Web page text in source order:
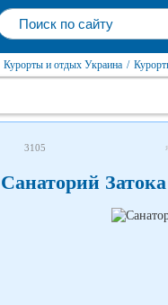
Курорты и отдых Украина /
3105
Санаторий Затока